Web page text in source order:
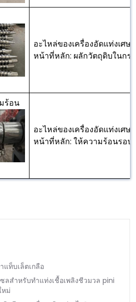
อะไหล่ของเครื่องอัดแท่งเศษ
หน้าที่หลัก: ผลักวัตถุดิบในกร
ร้อน
อะไหล่ของเครื่องอัดแท่งเศษ
หน้าที่หลัก: ให้ความร้อนรอบ
แท็บเล็ตเกลือ
ซลสำหรับทำแท่งเชื้อเพลิงชีวมวล pini
ม่